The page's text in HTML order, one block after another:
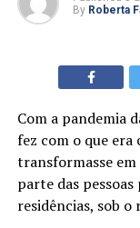
By Roberta
Com a pandemia
fez com o que era
transformasse em
parte das
residências, sob o